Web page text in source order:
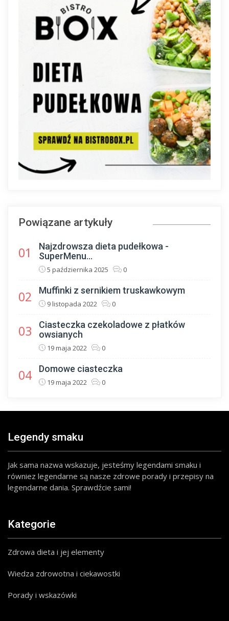
Powiązane artykuły
01
Najzdrowsza dieta pudełkowa -
SuperMenu...
5 października 2025 0
02 Muffinki z sernikiem truskawkowym
9 listopada 2022 0
03
Ciasteczka czekoladowe z płatków
owsianych
19 maja 2022 0
04 Domowe ciasteczka
19 maja 2022 0
Legendy smaku
Jak sama nazwa wskazuje, jesteśmy legendami smaku i
równiez legendarne są nasze zdrowe porady i przepisy na
legendarne dania. Sprawdźcie sami!
Kategorie
Zdrowa dieta i jej elementy
Wiedza zdrowotna i ciekawostki
Porady i wskazówki